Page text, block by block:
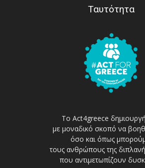
Ταυτότητα
Το Act4greece
με μοναδικό σκοπό να
όσο και όπως
τους ανθρώπους της
που αντιμετωπίζουν